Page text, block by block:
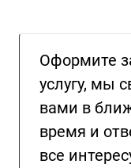
Оформите
услугу, мы
вами в
время и
все